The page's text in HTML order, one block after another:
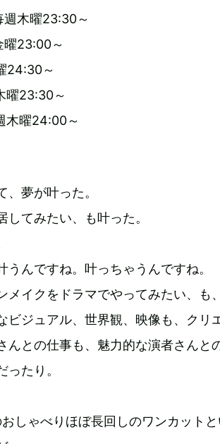
週木曜23:30～
曜23:00～
24:30～
曜23:30～
木曜24:00～
夢が叶った。
てみたい、も叶った。
んですね。叶っちゃうんですね。
メイクをドラマでやってみたい、も
ビジュアル、世界観、映像も、クリ
んとの仕事も、魅力的な演者さんと
たり。
しゃべりほぼ長回しのワンカットと